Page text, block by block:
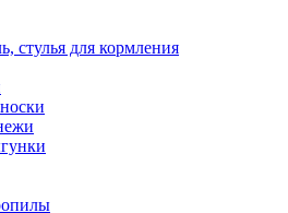
стулья для кормления